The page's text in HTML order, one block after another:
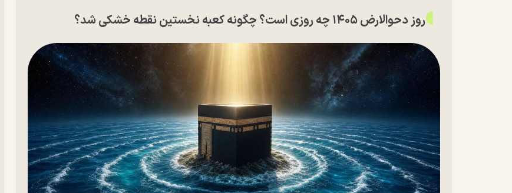
روز دحوالارض ۱۴۰۵ چه روزی است؟ چگونه کعبه نخستین نقطه خشکی شد؟